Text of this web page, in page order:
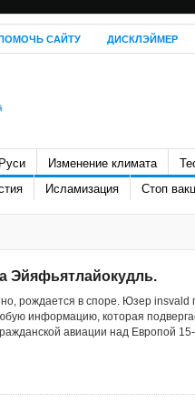
САЙТУ ДИСКЛЭЙМЕР
Изменение климата
Исламизация Стоп
Эйяфьятлайокудль.
рождается в споре. Юзер insvald
информацию, которая
авиации над Европой